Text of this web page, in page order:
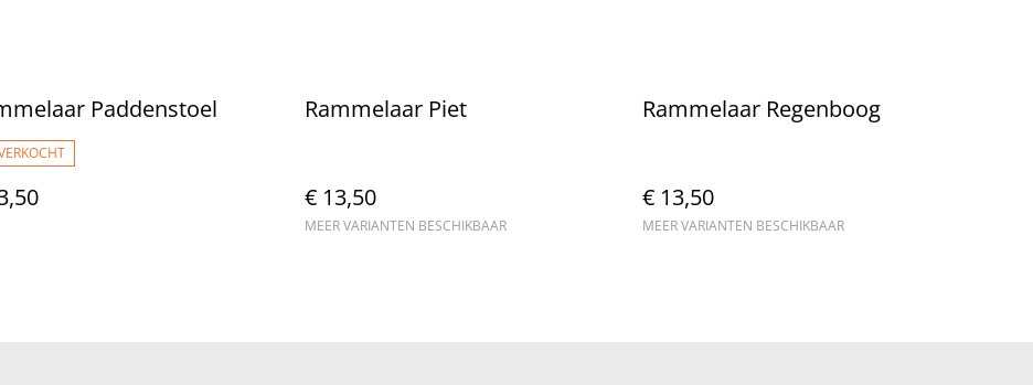
Paddenstoel Rammelaar Piet
€ 13,50
MEER VARIANTEN BESCHIKBAAR
Rammelaar Regenboog
€ 13,50
MEER VARIANTEN BESCHIKBAAR